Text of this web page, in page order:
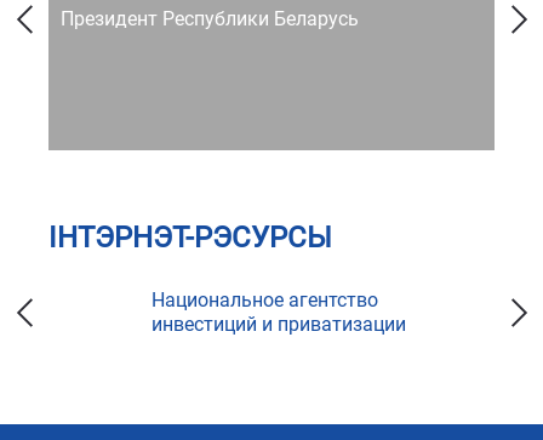
Президент Республики Беларусь
ІНТЭРНЭТ-РЭСУРСЫ
Национальное агентство
инвестиций и приватизации